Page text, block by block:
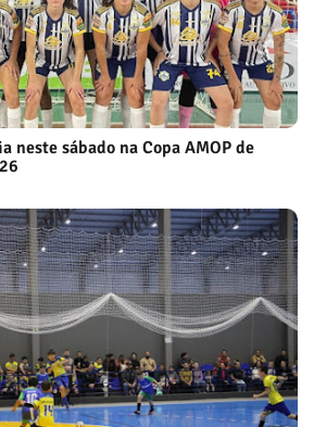
neste sábado na Copa AMOP de